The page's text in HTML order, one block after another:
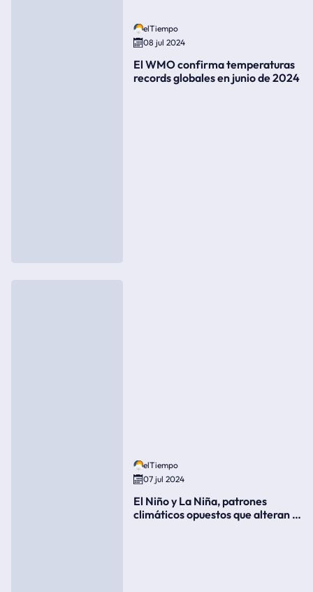
elTiempo
08 jul 2024
El WMO confirma temperaturas
records globales en junio de 2024
elTiempo
07 jul 2024
El Niño y La Niña, patrones
climáticos opuestos que alteran la